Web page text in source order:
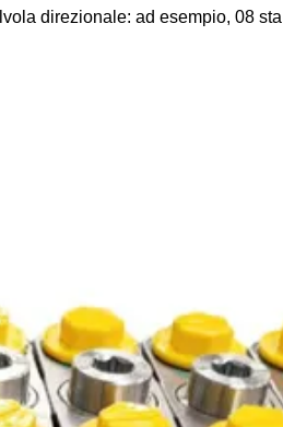
direzionale: ad esempio, 08